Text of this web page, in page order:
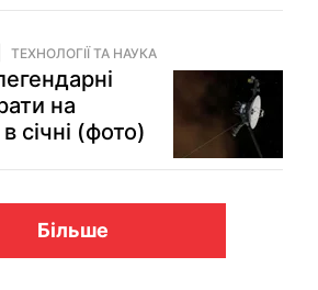
ТЕХНОЛОГІЇ ТА НАУКА
на
січні (фото)
Більше